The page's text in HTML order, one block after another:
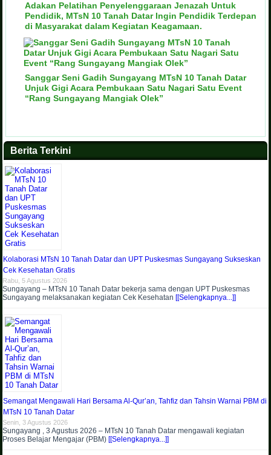
Adakan Pelatihan Penyelenggaraan Jenazah Untuk
Pendidik, MTsN 10 Tanah Datar Ingin Pendidik Terdepan
di Masyarakat dalam Kegiatan Keagamaan.
Sanggar Seni Gadih Sungayang MTsN 10 Tanah Datar
Unjuk Gigi Acara Pembukaan Satu Nagari Satu Event
“Rang Sungayang Mangiak Olek”
Berita Terkini
Kolaborasi MTsN 10 Tanah Datar dan UPT Puskesmas Sungayang Sukseskan
Cek Kesehatan Gratis
Rabu, 5 Agustus 2026
Sungayang – MTsN 10 Tanah Datar bekerja sama dengan UPT Puskesmas
Sungayang melaksanakan kegiatan Cek Kesehatan [[Selengkapnya...]]
Semangat Mengawali Hari Bersama Al-Qur’an, Tahfiz dan Tahsin Warnai PBM di
MTsN 10 Tanah Datar
Senin, 3 Agustus 2026
Sungayang , 3 Agustus 2026 – MTsN 10 Tanah Datar mengawali kegiatan
Proses Belajar Mengajar (PBM) [[Selengkapnya...]]